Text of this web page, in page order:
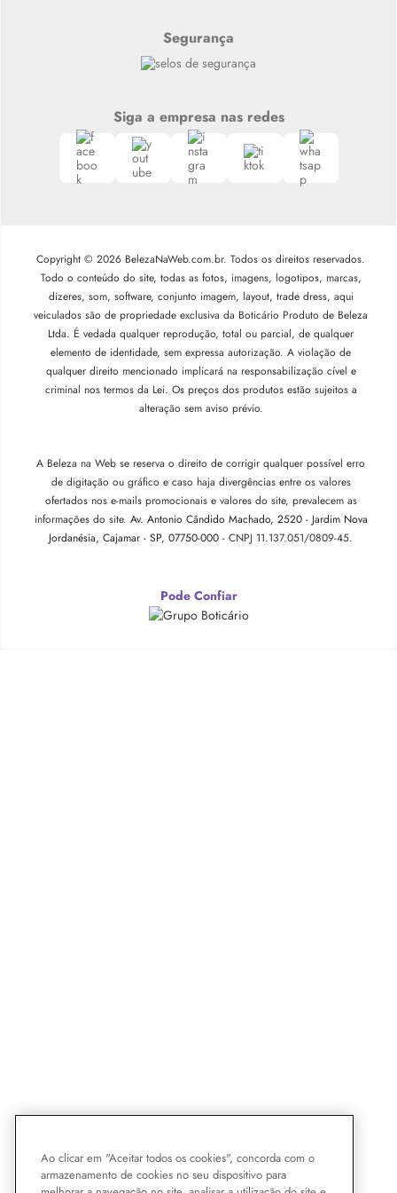
Segurança
Siga a empresa nas redes
Copyright © 2026 BelezaNaWeb.com.br. Todos os direitos reservados.
Todo o conteúdo do site, todas as fotos, imagens, logotipos, marcas,
dizeres, som, software, conjunto imagem, layout, trade dress, aqui
veiculados são de propriedade exclusiva da Boticário Produto de Beleza
Ltda. É vedada qualquer reprodução, total ou parcial, de qualquer
elemento de identidade, sem expressa autorização. A violação de
qualquer direito mencionado implicará na responsabilização cível e
criminal nos termos da Lei. Os preços dos produtos estão sujeitos a
alteração sem aviso prévio.
A Beleza na Web se reserva o direito de corrigir qualquer possível erro
de digitação ou gráfico e caso haja divergências entre os valores
ofertados nos e-mails promocionais e valores do site, prevalecem as
informações do site. Av. Antonio Cândido Machado, 2520 - Jardim Nova
Jordanésia, Cajamar - SP, 07750-000 - CNPJ 11.137.051/0809-45.
Pode Confiar
Ao clicar em "Aceitar todos os cookies", concorda com o
armazenamento de cookies no seu dispositivo para